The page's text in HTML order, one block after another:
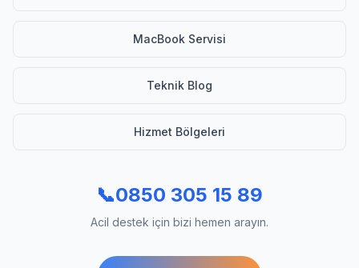
MacBook Servisi
Teknik Blog
Hizmet Bölgeleri
📞0850 305 15 89
Acil destek için bizi hemen arayın.